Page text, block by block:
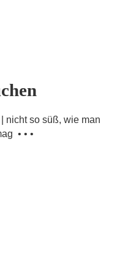
| nicht so süß, wie man
• • •